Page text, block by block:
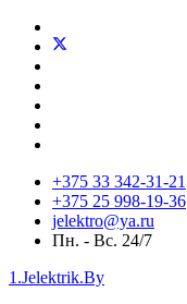
+375 33 342-31-21
+375 25 998-19-36
jelektro@ya.ru
Пн. - Вс. 24/7
1.Jelektrik.By